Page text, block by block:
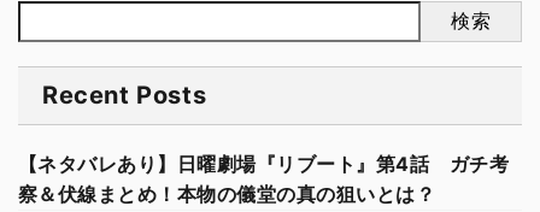
検索
Recent Posts
【ネタバレあり】日曜劇場『リブート』第4話 ガチ考
察＆伏線まとめ！本物の儀堂の真の狙いとは？